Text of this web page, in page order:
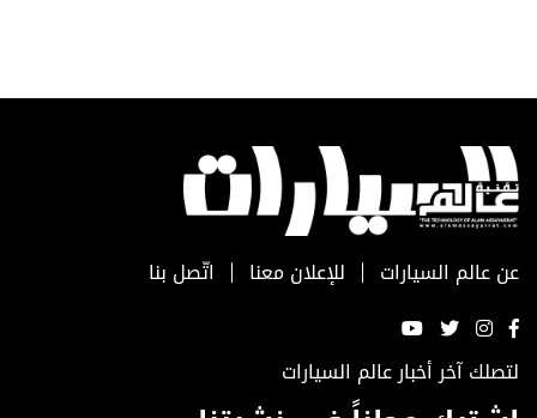
عن عالم السيارات للإعلان معنا اتّصل بنا
لتصلك آخر أخبار عالم السيارات